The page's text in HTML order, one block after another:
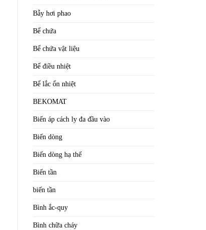
Bẫy hơi phao
Bể chứa
Bể chứa vật liệu
Bể điều nhiệt
Bể lắc ổn nhiệt
BEKOMAT
Biến áp cách ly đa đầu vào
Biến dòng
Biến dòng hạ thế
Biến tần
biến tần
Bình ắc-quy
Bình chữa cháy